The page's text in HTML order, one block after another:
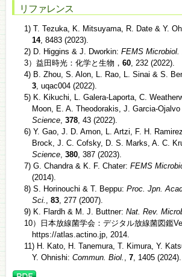
リファレンス
1) T. Tezuka, K. Mitsuyama, R. Date & Y.
14, 8483 (2023).
2) D. Higgins & J. Dworkin: FEMS Microbiol.
3）益田時光：化学と生物， 60, 232 (2022).
4) B. Zhou, S. Alon, L. Rao, L. Sinai & S.
3, uqac004 (2022).
5) K. Kikuchi, L. Galera-Laporta, C.
Moon, E. A. Theodorakis, J. Garcia-
Science, 378, 43 (2022).
6) Y. Gao, J. D. Amon, L. Artzi, F. H.
Brock, J. C. Cofsky, D. S. Marks, A. C.
Science, 380, 387 (2023).
7) G. Chandra & K. F. Chater: FEMS
(2014).
8) S. Horinouchi & T. Beppu: Proc. Jpn.
Sci.
83, 277 (2007).
9) K. Flardh & M. J. Buttner: Nat. Rev.
10）日本放線菌学会：デジタル放線菌図鑑
https://atlas.actino.jp, 2014.
11) H. Kato, H. Tanemura, T. Kimura, Y.
Y. Ohnishi: Commun. Biol. 7, 1405 (2024).